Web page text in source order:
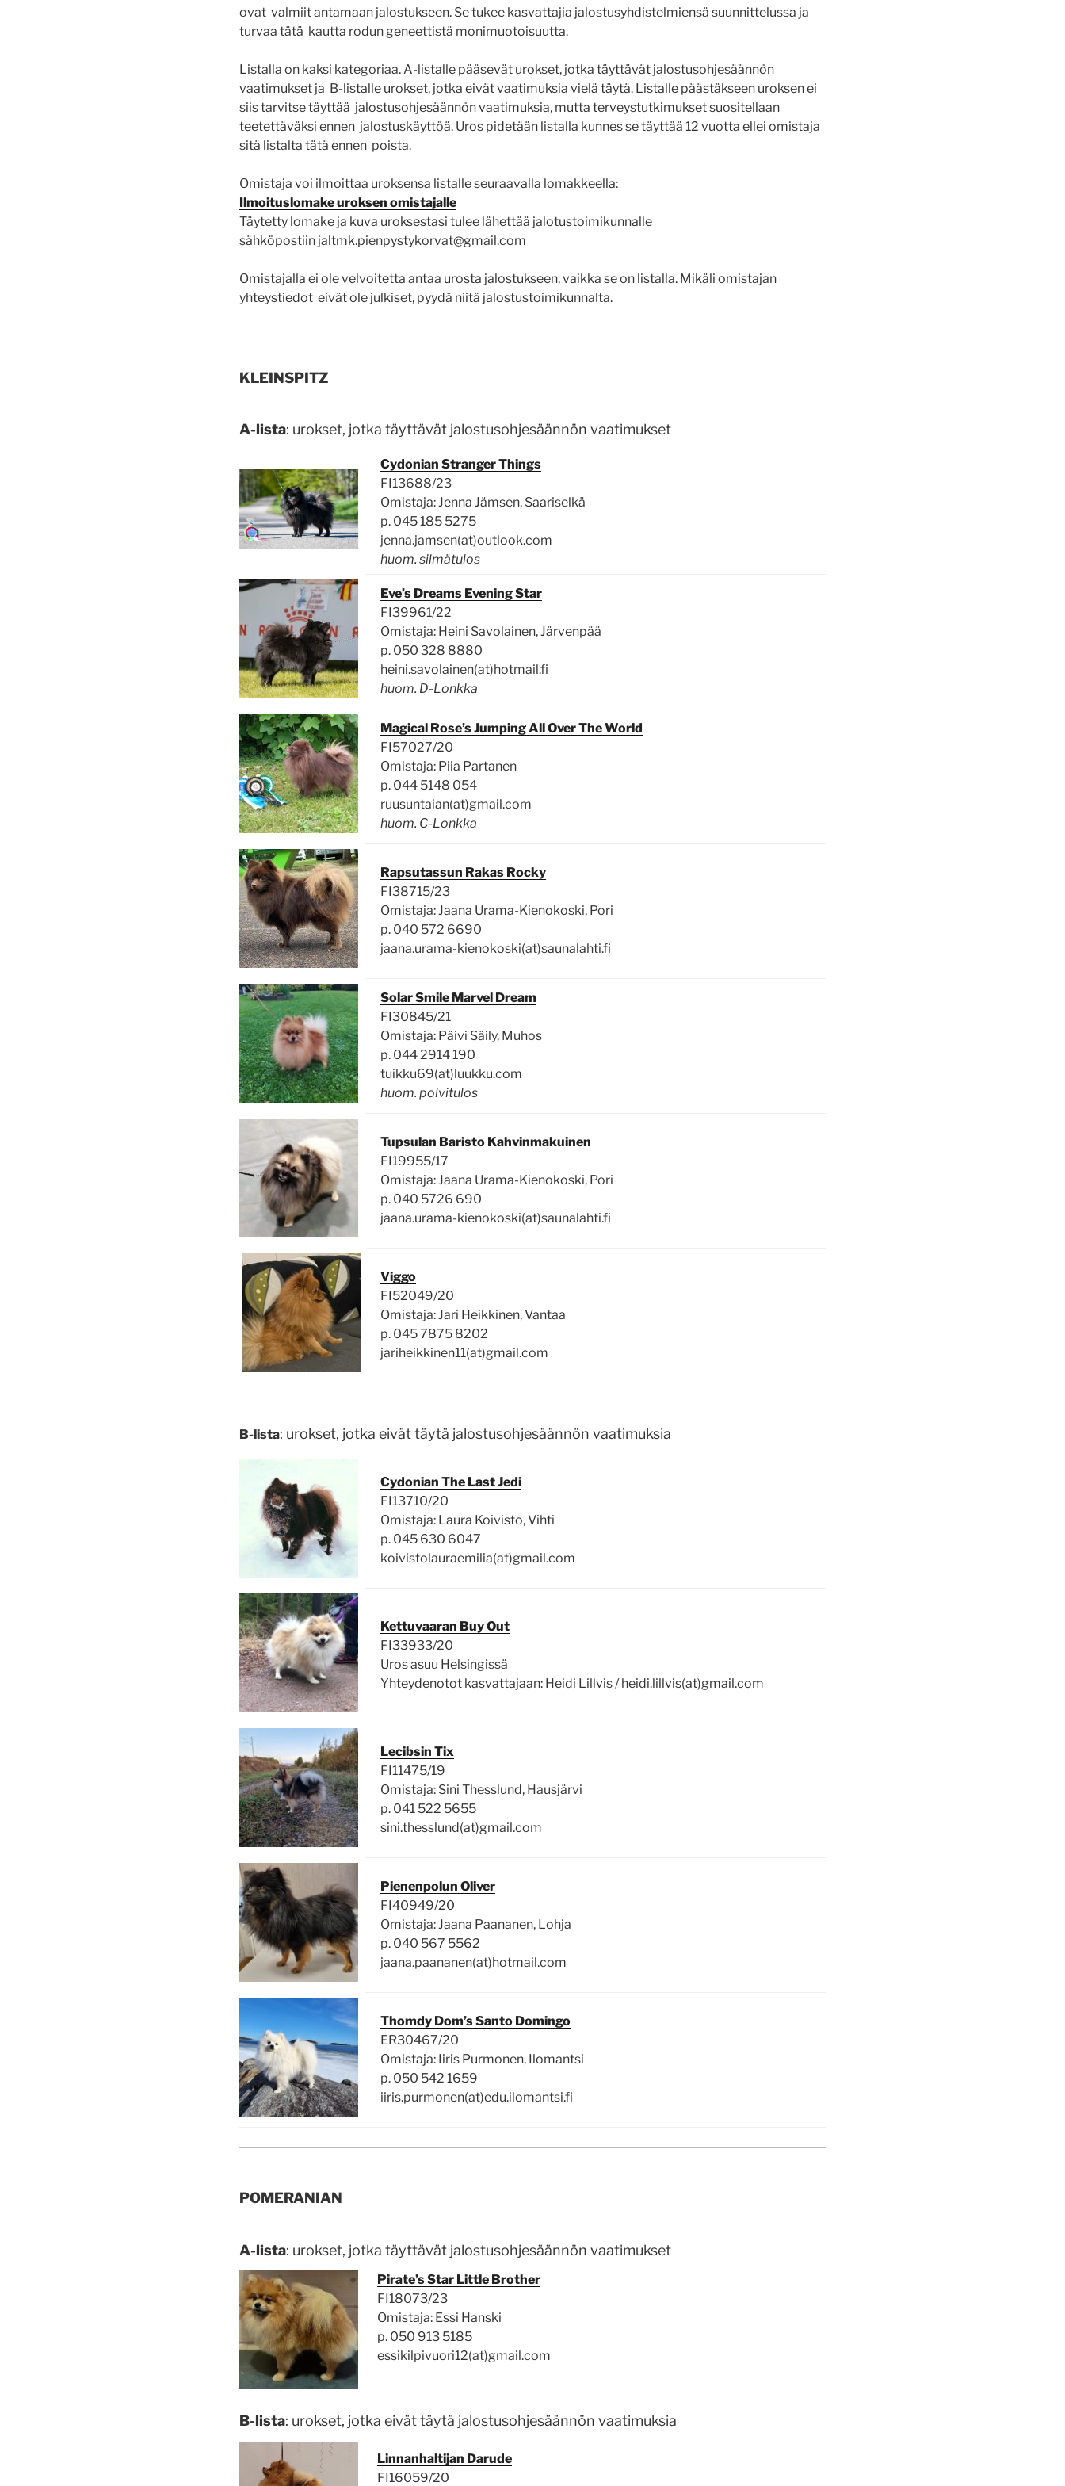
ovat valmiit antamaan jalostukseen. Se tukee kasvattajia jalostusyhdistelmiensä suunnittelussa ja
turvaa tätä kautta rodun geneettistä monimuotoisuutta.
Listalla on kaksi kategoriaa. A-listalle pääsevät urokset, jotka täyttävät jalostusohjesäännön
vaatimukset ja B-listalle urokset, jotka eivät vaatimuksia vielä täytä. Listalle päästäkseen uroksen ei
siis tarvitse täyttää jalostusohjesäännön vaatimuksia, mutta terveystutkimukset suositellaan
teetettäväksi ennen jalostuskäyttöä. Uros pidetään listalla kunnes se täyttää 12 vuotta ellei omistaja
sitä listalta tätä ennen poista.
Omistaja voi ilmoittaa uroksensa listalle seuraavalla lomakkeella:
Ilmoituslomake uroksen omistajalle
Täytetty lomake ja kuva uroksestasi tulee lähettää jalotustoimikunnalle
sähköpostiin jaltmk.pienpystykorvat@gmail.com
Omistajalla ei ole velvoitetta antaa urosta jalostukseen, vaikka se on listalla. Mikäli omistajan
yhteystiedot eivät ole julkiset, pyydä niitä jalostustoimikunnalta.
KLEINSPITZ
A-lista: urokset, jotka täyttävät jalostusohjesäännön vaatimukset
Cydonian Stranger Things
FI13688/23
Omistaja: Jenna Jämsen, Saariselkä
p. 045 185 5275
jenna.jamsen(at)outlook.com
huom. silmätulos
Eve’s Dreams Evening Star
FI39961/22
Omistaja: Heini Savolainen, Järvenpää
p. 050 328 8880
heini.savolainen(at)hotmail.fi
huom. D-Lonkka
Magical Rose’s Jumping All Over The World
FI57027/20
Omistaja: Piia Partanen
p. 044 5148 054
ruusuntaian(at)gmail.com
huom. C-Lonkka
Rapsutassun Rakas Rocky
FI38715/23
Omistaja: Jaana Urama-Kienokoski, Pori
p. 040 572 6690
jaana.urama-kienokoski(at)saunalahti.fi
Solar Smile Marvel Dream
FI30845/21
Omistaja: Päivi Säily, Muhos
p. 044 2914 190
tuikku69(at)luukku.com
huom. polvitulos
Tupsulan Baristo Kahvinmakuinen
FI19955/17
Omistaja: Jaana Urama-Kienokoski, Pori
p. 040 5726 690
jaana.urama-kienokoski(at)saunalahti.fi
Viggo
FI52049/20
Omistaja: Jari Heikkinen, Vantaa
p. 045 7875 8202
jariheikkinen11(at)gmail.com
B-lista: urokset, jotka eivät täytä jalostusohjesäännön vaatimuksia
Cydonian The Last Jedi
FI13710/20
Omistaja: Laura Koivisto, Vihti
p. 045 630 6047
koivistolauraemilia(at)gmail.com
Kettuvaaran Buy Out
FI33933/20
Uros asuu Helsingissä
Yhteydenotot kasvattajaan: Heidi Lillvis / heidi.lillvis(at)gmail.com
Lecibsin Tix
FI11475/19
Omistaja: Sini Thesslund, Hausjärvi
p. 041 522 5655
sini.thesslund(at)gmail.com
Pienenpolun Oliver
FI40949/20
Omistaja: Jaana Paananen, Lohja
p. 040 567 5562
jaana.paananen(at)hotmail.com
Thomdy Dom’s Santo Domingo
ER30467/20
Omistaja: Iiris Purmonen, Ilomantsi
p. 050 542 1659
iiris.purmonen(at)edu.ilomantsi.fi
POMERANIAN
A-lista: urokset, jotka täyttävät jalostusohjesäännön vaatimukset
Pirate’s Star Little Brother
FI18073/23
Omistaja: Essi Hanski
p. 050 913 5185
essikilpivuori12(at)gmail.com
B-lista: urokset, jotka eivät täytä jalostusohjesäännön vaatimuksia
Linnanhaltijan Darude
FI16059/20